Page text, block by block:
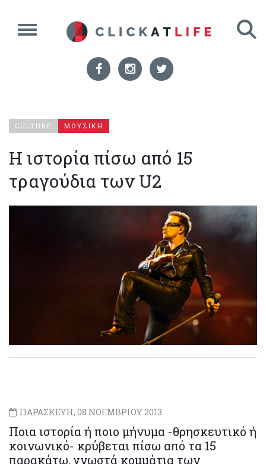
CULTURE ΜΟΥΣΙΚΗ
Η ιστορία πίσω από 15
τραγούδια των U2
ΠΑΡΑΣΚΕΥΗ, 08 ΝΟΕΜΒΡΙΟΥ 2013
Ποια ιστορία ή ποιο μήνυμα -θρησκευτικό ή
κοινωνικό- κρύβεται πίσω από τα 15
παρακάτω, γνωστά κομμάτια των